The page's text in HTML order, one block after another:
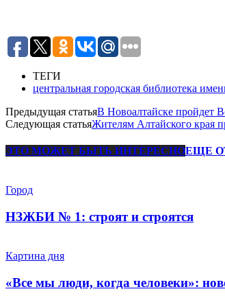
ТЕГИ
центральная городская библиотека
Предыдущая статьяВ Новоалтайске пройдет
Следующая статьяЖителям Алтайского края
ЭТО МОЖЕТ БЫТЬ ИНТЕРЕСНОЕЩЕ
Город
НЗЖБИ № 1: строят и строятся
Картина дня
«Все мы люди, когда человеки»: